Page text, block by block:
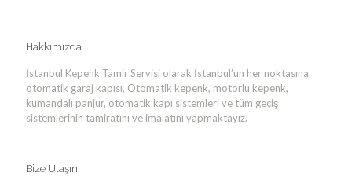
Hakkımızda
İstanbul Kepenk Tamir Servisi olarak İstanbul’un her noktasına
otomatik garaj kapısı, Otomatik kepenk, motorlu kepenk,
kumandalı panjur, otomatik kapı sistemleri ve tüm geçiş
sistemlerinin tamiratını ve imalatını yapmaktayız.
Bize Ulaşın